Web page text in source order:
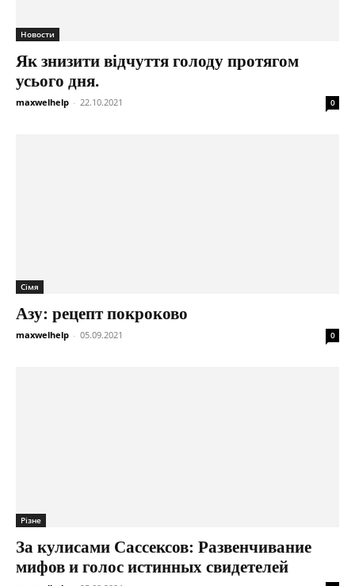
Новости
Як знизити відчуття голоду протягом
усього дня.
maxwelhelp - 22.10.2021 0
Сімя
Азу: рецепт покроково
maxwelhelp - 05.09.2021 0
Різне
За кулисами Сассексов: Развенчивание
мифов и голос истинных свидетелей